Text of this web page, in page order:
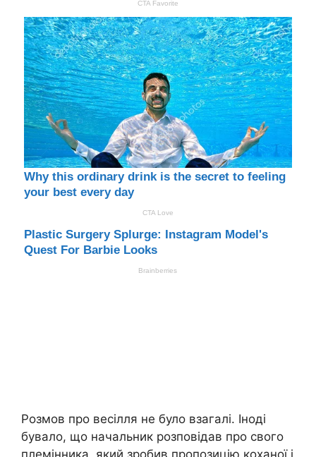
Розмов про весілля не було взагалі. Іноді
бувало, що начальник розповідав про свого